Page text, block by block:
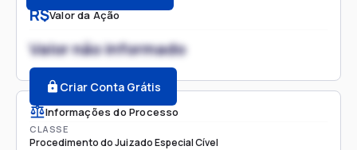
R$Valor da Ação
Valor não informado
Criar Conta Grátis
Informações do Processo
CLASSE
Procedimento do Juizado Especial Cível